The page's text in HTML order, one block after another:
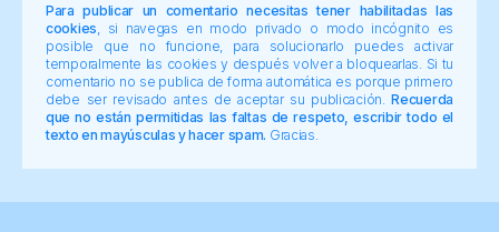
Para publicar un comentario necesitas tener habilitadas las
cookies , si navegas en modo privado o modo incógnito es
posible que no funcione, para solucionarlo puedes activar
temporalmente las cookies y después volver a bloquearlas. Si tu
comentario no se publica de forma automática es porque primero
debe ser revisado antes de aceptar su publicación.Recuerda
que no están permitidas las faltas de respeto, escribir todo el
texto en mayúsculas y hacer spam. Gracias.